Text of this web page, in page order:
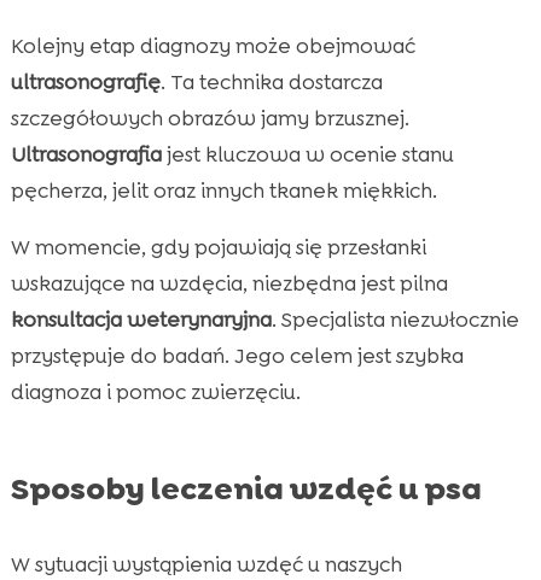
Kolejny etap diagnozy może obejmować
ultrasonografię. Ta technika dostarcza
szczegółowych obrazów jamy brzusznej.
Ultrasonografiajest kluczowa w ocenie stanu
pęcherza, jelit oraz innych tkanek miękkich.
W momencie, gdy pojawiają się przesłanki
wskazujące na wzdęcia, niezbędna jest pilna
konsultacja weterynaryjna. Specjalista niezwłocznie
przystępuje do badań. Jego celem jest szybka
diagnoza i pomoc zwierzęciu.
Sposoby leczenia wzdęć u psa
W sytuacji wystąpienia wzdęć u naszych